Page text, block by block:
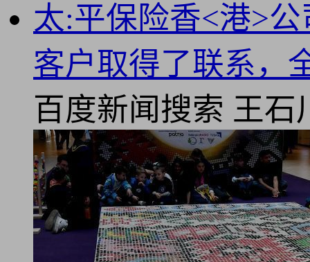
太:平保险香<港>
客户取得了联系，
百度新闻搜索 王石